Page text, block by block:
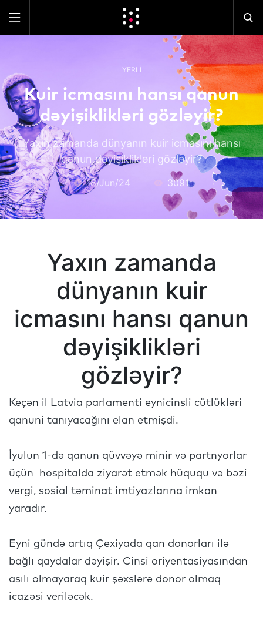
YERLI
Kuir icmasını hansı qanun
dəyişiklikləri gözləyir?
Yaxın zamanda dünyanın kuir icmasını hansı
qanun dəyişiklikləri gözləyir?
18/Jun/24 3091
Yaxın zamanda
dünyanın kuir
icmasını hansı qanun
dəyişiklikləri
gözləyir?
Keçən il Latvia parlamenti eynicinsli cütlükləri
qanuni tanıyacağını elan etmişdi.
İyulun 1-də qanun qüvvəyə minir və partnyorlar
üçün hospitalda ziyarət etmək hüququ və bəzi
vergi, sosial təminat imtiyazlarına imkan
yaradır.
Eyni gündə artıq Çexiyada qan donorları ilə
bağlı qaydalar dəyişir. Cinsi oriyentasiyasından
asılı olmayaraq kuir şəxslərə donor olmaq
icazəsi veriləcək.